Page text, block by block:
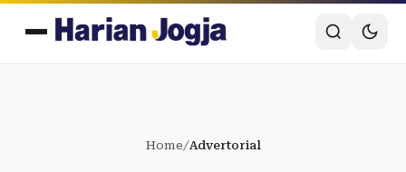
Home/Advertorial